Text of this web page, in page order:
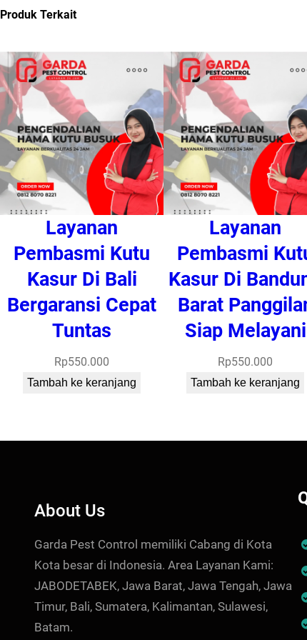
Produk Terkait
Layanan
Pembasmi Kutu
Kasur Di Bali
Bergaransi Cepat
Tuntas
Rp550.000
Tambah ke keranjang
Layanan
Pembasmi
Kasur Di
Barat
Siap Melayani
Rp550.000
Tambah ke keranjang
About Us
Garda Pest Control memiliki Cabang di Kota
Kota besar di Indonesia. Area Layanan Kami:
JABODETABEK, Jawa Barat, Jawa Tengah, Jawa
Timur, Bali, Sumatera, Kalimantan, Sulawesi,
Batam.